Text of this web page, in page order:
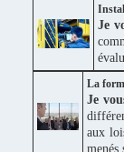
Je
La
Je
aux
menés